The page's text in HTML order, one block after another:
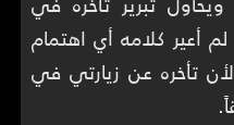
أعير كلامه أي اهتمام
تأخره عن زيارتي في